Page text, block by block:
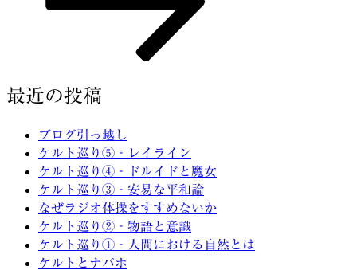
最近の投稿
ブログ引っ越し
ケルト巡り⑤‐レイライン
ケルト巡り④‐ドルイドと魔女
ケルト巡り③‐安易な平和論
なぜラジオ体操をすすめないか
ケルト巡り②‐物語と意識
ケルト巡り①‐人間における自然とは
ケルトとナバホ